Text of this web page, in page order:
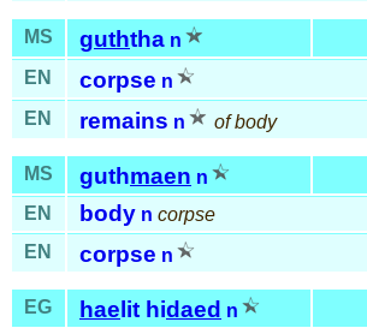
MS guththa n
EN corpse n
EN
remains n of body
MS guthmaen n
EN body n corpse
EN
corpse n
EG hae lit hidaed n